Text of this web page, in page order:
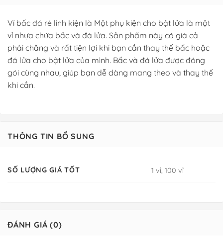
Vỉ bấc đá rẻ linh kiện là Một phụ kiện cho bật lửa là một
vỉ nhựa chứa bấc và đá lửa. Sản phẩm này có giá cả
phải chăng và rất tiện lợi khi bạn cần thay thế bấc hoặc
đá lửa cho bật lửa của mình. Bấc và đá lửa được đóng
gói cùng nhau, giúp bạn dễ dàng mang theo và thay thế
khi cần.
THÔNG TIN BỔ SUNG
SỐ LƯỢNG GIÁ TỐT 1 vỉ, 100 vỉ
ĐÁNH GIÁ (0)